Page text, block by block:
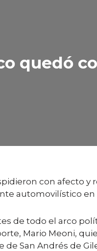
quedó
con afecto
automovilístico en
de todo el arco
Mario Meoni,
San Andrés de